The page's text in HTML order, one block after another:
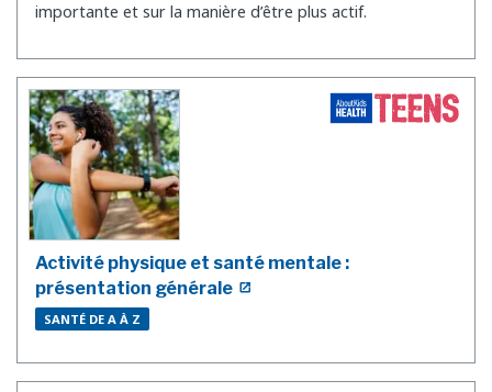
importante et sur la manière d’être plus actif.
Activité physique et santé mentale :
présentation générale
SANTÉ DE A À Z